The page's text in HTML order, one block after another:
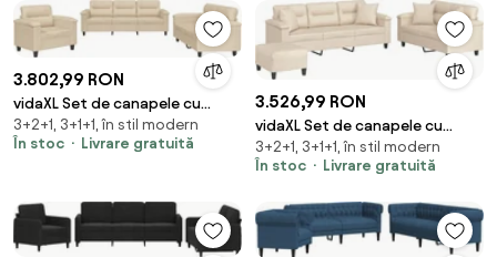
3.802,99 RON
vidaXL Set de canapele cu
perne, 3 piese, crem, microfibră
3+2+1, 3+1+1, în stil modern
În stoc
Livrare gratuită
3.526,99 RON
vidaXL Set de canapele cu
perne, 3 piese, bej, microfibră
3+2+1, 3+1+1, în stil modern
În stoc
Livrare gratuită